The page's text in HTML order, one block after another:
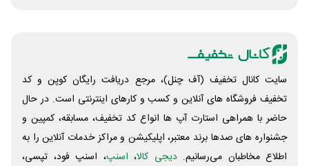
سایت کانال تخفیف (آف چنل)، مرجع دریافت رایگان کوپن و کد
تخفیف فروشگاه های آنلاین و کسب و‌ کارهای اینترنتی است. در حال
حاضر با همراهی استارت آپ ها انواع کد تخفیف، مسابقه، کمپین و
جشنواره های صدها برند معتبر، اپلیکیشن و مراکز خدمات آنلاین را به
اطلاع مخاطبان می‌رسانیم. دیجی کالا، اسنپ، اسنپ فود، تپسی،